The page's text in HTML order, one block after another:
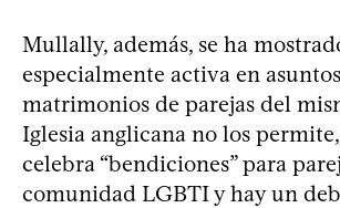
Mullally, además, se ha
especialmente activa en
matrimonios de parejas del
Iglesia anglicana no los
celebra “bendiciones” para
comunidad LGBTI y hay un